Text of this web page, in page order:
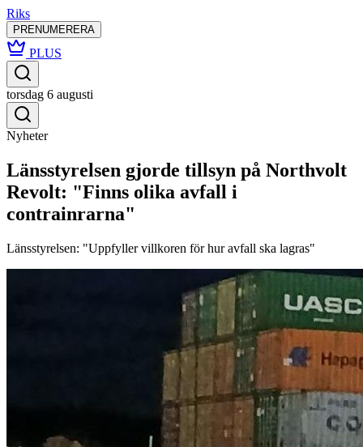
Riks
PRENUMERERA
PLUS
torsdag 6 augusti
Nyheter
Länsstyrelsen gjorde tillsyn på Northvolt
Revolt: "Finns olika avfall i
contrainrarna"
Länsstyrelsen: "Uppfyller villkoren för hur avfall ska lagras"